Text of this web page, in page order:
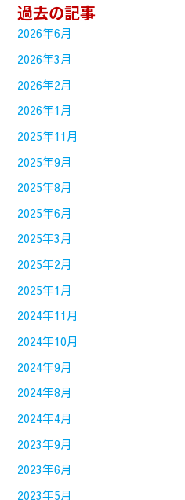
過去の記事
2026年6月
2026年3月
2026年2月
2026年1月
2025年11月
2025年9月
2025年8月
2025年6月
2025年3月
2025年2月
2025年1月
2024年11月
2024年10月
2024年9月
2024年8月
2024年4月
2023年9月
2023年6月
2023年5月